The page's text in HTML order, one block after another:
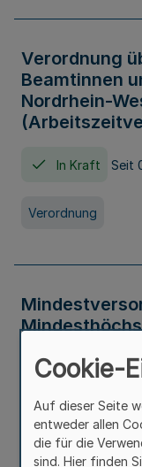
Verordnung
Beamtinnen
Nordrhein-
In Kraft Seit
Verordnung
Cookie-
Auf dieser Seite
entweder allen
die für die
sind. Hier finden